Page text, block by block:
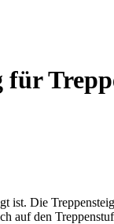
ist. Die
auf den